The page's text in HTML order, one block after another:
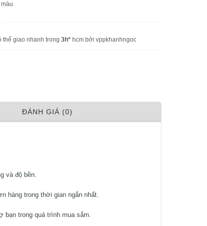
thể giao nhanh trong 3h* hcm bởi vppkhanhngoc
ÐÁNH GIÁ (0)
và độ bền.
hàng trong thời gian ngắn nhất.
bạn trong quá trình mua sắm.